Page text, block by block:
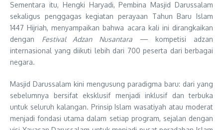
Sementara itu, Hengki Haryadi, Pembina Masjid Darussalam
sekaligus penggagas kegiatan perayaan Tahun Baru Islam
1447 Hijriah, menyampaikan bahwa acara kali ini dirangkaikan
dengan Festival Adzan Nusantara — kompetisi adzan
internasional yang diikuti lebih dari 700 peserta dari berbagai
negara.
Masjid Darussalam kini mengusung paradigma baru: dari yang
sebelumnya bersifat eksklusif menjadi inklusif dan terbuka
untuk seluruh kalangan. Prinsip Islam wasatiyah atau moderat
menjadi fondasi utama dalam setiap program, sejalan dengan